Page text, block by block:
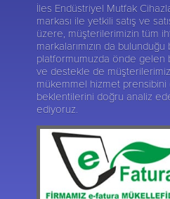
İles Endüstriyel Mutfak
markası ile yetkili satış ve
üzere, müşterilerimizin tüm
markalarımızın da
platformumuzda önde gelen
ve destekle de
mükemmel hizmet prensibini
beklentilerini doğru analiz
ediyoruz.